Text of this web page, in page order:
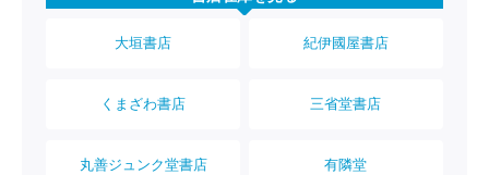
大垣書店 紀伊國屋書店
くまざわ書店 三省堂書店
丸善ジュンク堂書店 有隣堂